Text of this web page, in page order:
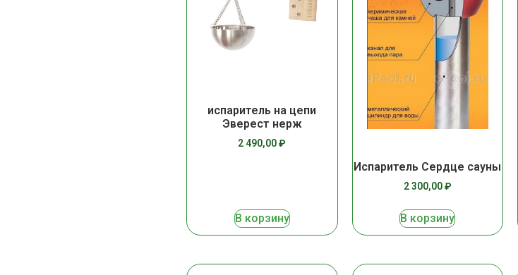
испаритель на цепи
Эверест нерж
2 490,00₽
В корзину
Испаритель Сердце сауны
2 300,00₽
В корзину